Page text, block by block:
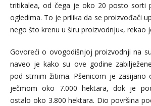
tritikalea, od čega je oko 20 posto sorti
ogledima. To je prilika da se proizvođači
nego što krenu u širu proizvodnju«, rekao
Govoreći o ovogodišnjoj proizvodnji na
naveo je kako su ove godine
pod strnim žitima. Pšenicom je zasijano
ječmom oko 7.000 hektara, dok je
ostalo oko 3.800 hektara. Dio površina